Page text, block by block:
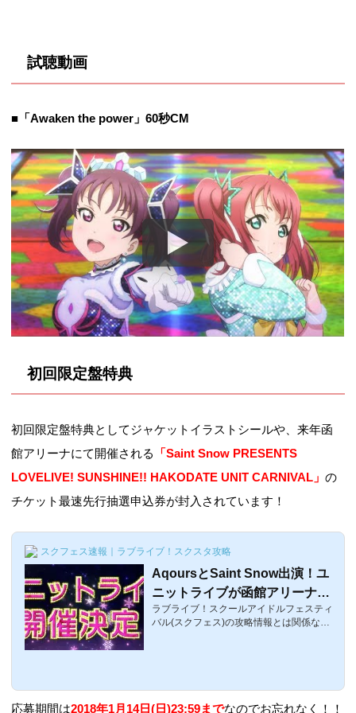
試聴動画
■ 「Awaken the power」60秒CM
初回限定盤特典
初回限定盤特典としてジャケットイラストシールや、来年函
館アリーナにて開催される
「Saint Snow PRESENTS
LOVELIVE! SUNSHINE!! HAKODATE UNIT CARNIVAL」の
チケット最速先行抽選申込券が封入されています！
スクフェス速報｜ラブライブ！スクスタ攻略
AqoursとSaint Snow出演！ユ
ニットライブが函館アリーナで
開催！ライブビューイング等・
会場【ラブライブ！サンシャイ
ラブライブ！スクールアイドルフェスティ
バル(スクフェス)の攻略情報とは関係ない
がかいさいされるようです！ここでは、ユ
ニットライブについての日程・チケット先
応募期間は2018年1月14日(日)23:59までなのでお忘れなく！！